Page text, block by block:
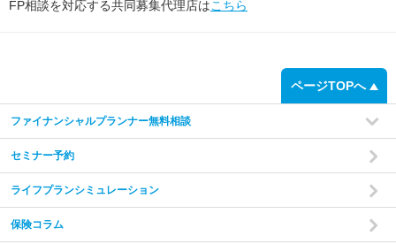
FP相談を対応する共同募集代理店はこちら
ページTOPへ
ファイナンシャルプランナー無料相談
セミナー予約
ライフプランシミュレーション
保険コラム